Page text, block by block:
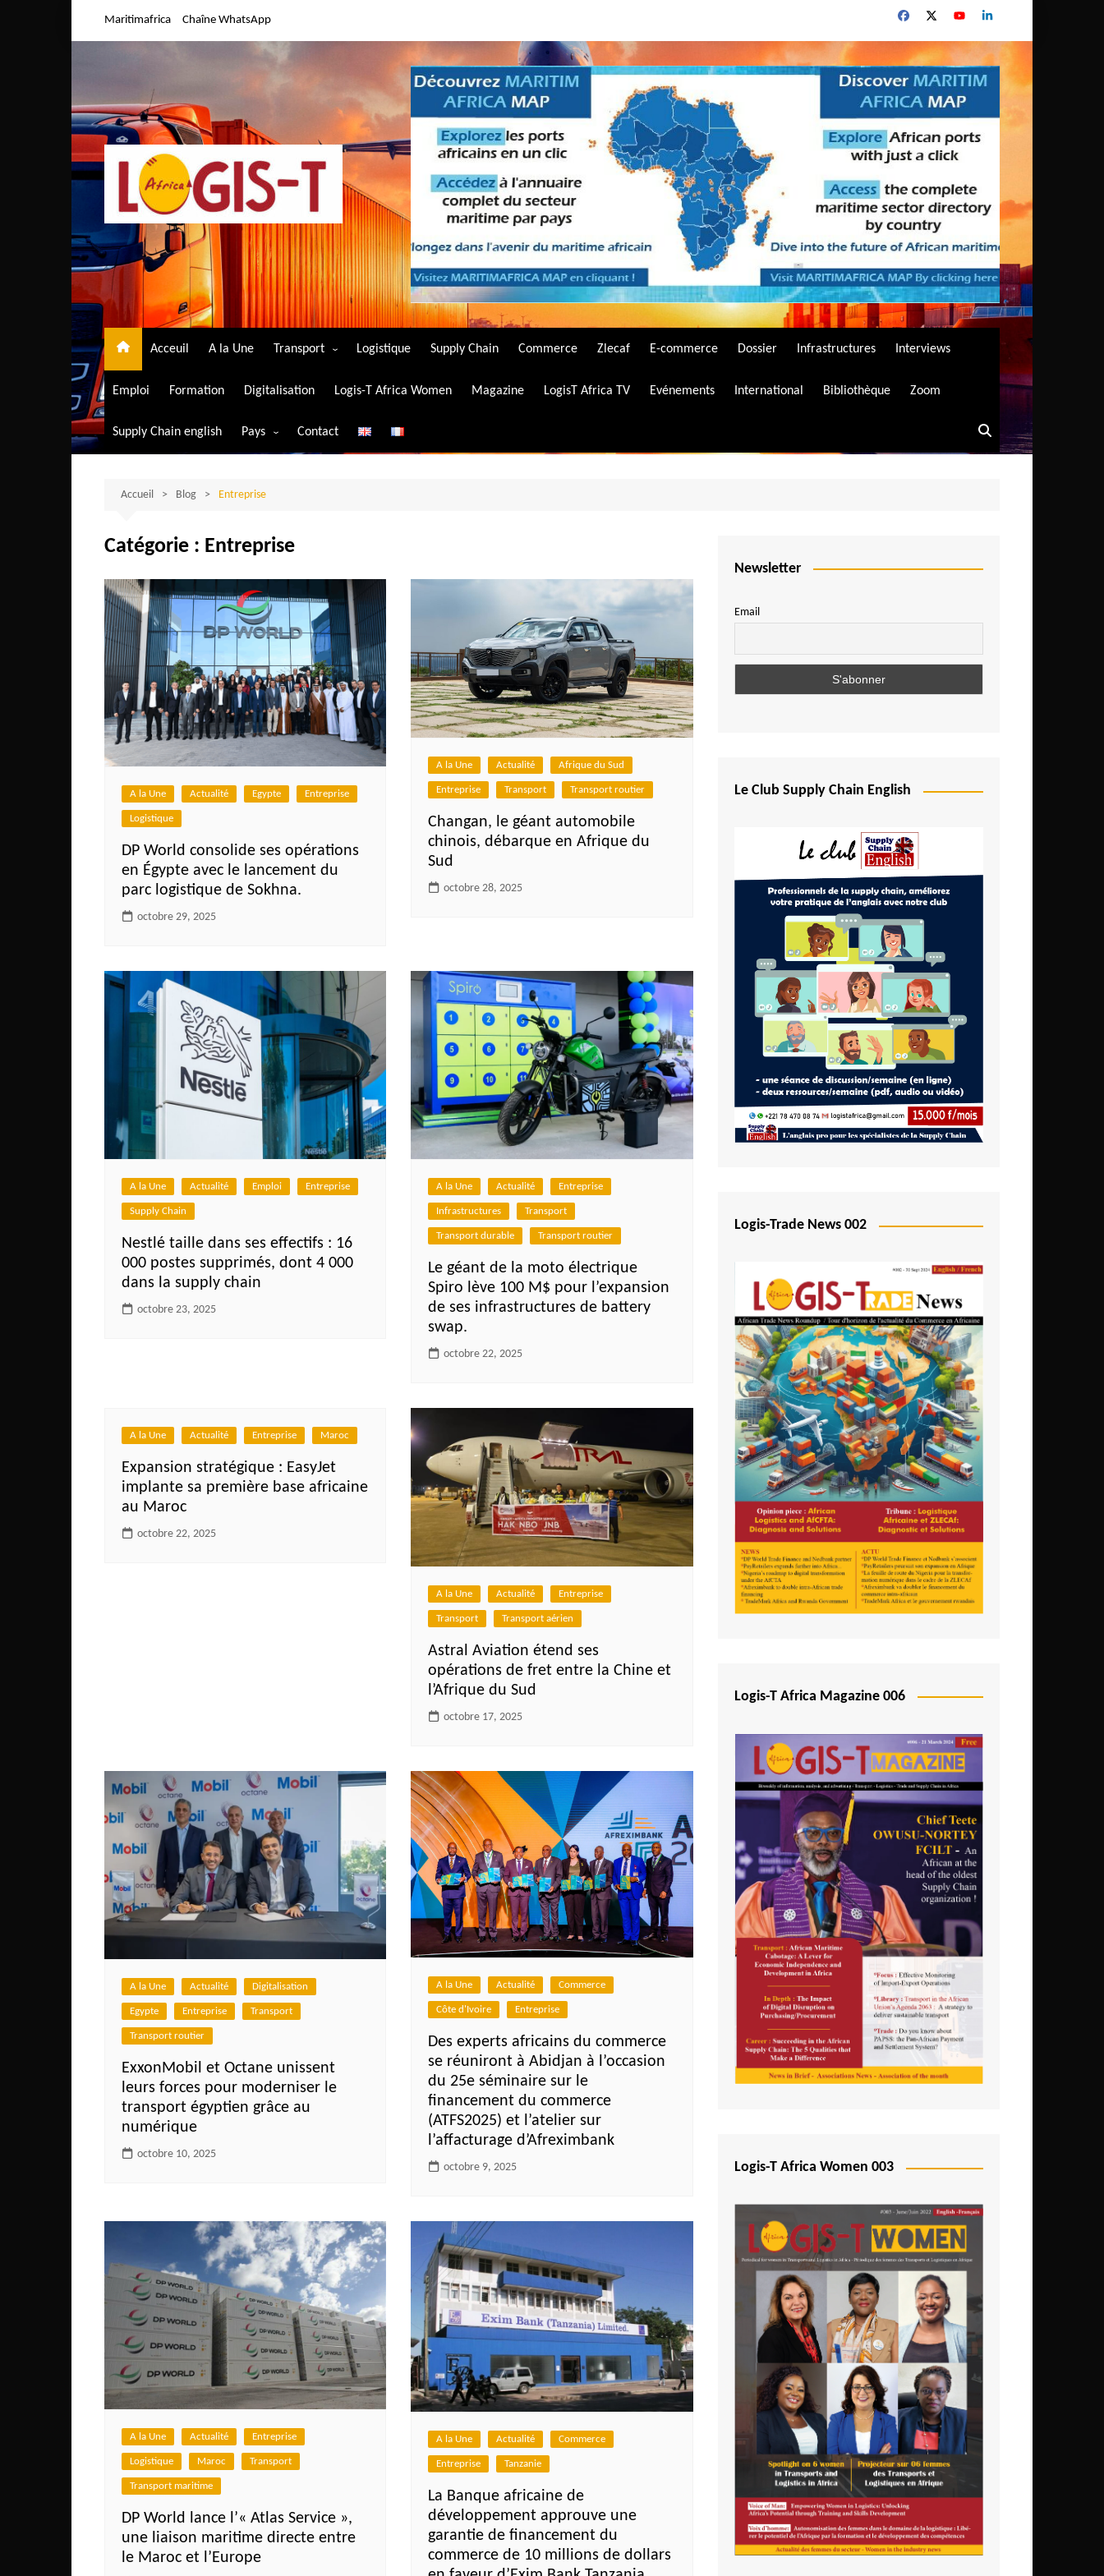
Maritimafrica Chaîne WhatsApp
Acceuil A la Une Transport
Transport aérien
Transport ferroviaire
Logistique Supply Chain Commerce Zlecaf E-commerce Dossier Infrastructures Interviews
Emploi Formation Digitalisation Logis-T Africa Women Magazine LogisT Africa TV Evénements International Bibliothèque Zoom
Supply Chain english Pays
Algérie
Bénin
Burkina-Faso
Burundi
Bostwana
Cameroun
Centrafrique
Comores
Egypte
Gabon
Gambie
Guinée Bissau
Ile Maurice
Kenya
Lesotho Fr
Liberia
Mali
Malawi Fr
Mauritanie
Namibie
Nigeria
Tunisie
République Démocratique du
Congo
Contact
Accueil Blog Entreprise
Catégorie : Entreprise
A la Une Actualité Egypte Entreprise
Logistique
DP World consolide ses opérations
en Égypte avec le lancement du
parc logistique de Sokhna.
octobre 29, 2025
A la Une Actualité Afrique du Sud
Entreprise Transport Transport routier
Changan, le géant automobile
chinois, débarque en Afrique du
Sud
octobre 28, 2025
A la Une Actualité Emploi Entreprise
Supply Chain
Nestlé taille dans ses effectifs : 16
000 postes supprimés, dont 4 000
dans la supply chain
octobre 23, 2025
A la Une Actualité Entreprise
Infrastructures Transport
Transport durable Transport routier
Le géant de la moto électrique
Spiro lève 100 M$ pour l’expansion
de ses infrastructures de battery
swap.
octobre 22, 2025
A la Une Actualité Entreprise Maroc
Expansion stratégique : EasyJet
implante sa première base africaine
au Maroc
octobre 22, 2025
A la Une Actualité Entreprise
Transport Transport aérien
Astral Aviation étend ses
opérations de fret entre la Chine et
l’Afrique du Sud
octobre 17, 2025
A la Une Actualité Digitalisation
Egypte Entreprise Transport
Transport routier
ExxonMobil et Octane unissent
leurs forces pour moderniser le
transport égyptien grâce au
numérique
octobre 10, 2025
A la Une Actualité Commerce
Côte d'Ivoire Entreprise
Des experts africains du commerce
se réuniront à Abidjan à l’occasion
du 25e séminaire sur le
financement du commerce
(ATFS2025) et l’atelier sur
l’affacturage d’Afreximbank
octobre 9, 2025
A la Une Actualité Entreprise
Logistique Maroc Transport
Transport maritime
DP World lance l’« Atlas Service »,
une liaison maritime directe entre
le Maroc et l’Europe
A la Une Actualité Commerce
Entreprise Tanzanie
La Banque africaine de
développement approuve une
garantie de financement du
commerce de 10 millions de dollars
Newsletter
Email
Le Club Supply Chain English
Logis-Trade News 002
Logis-T Africa Magazine 006
Logis-T Africa Women 003